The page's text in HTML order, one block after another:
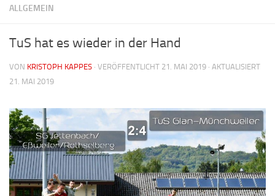
ALLGEMEIN
TuS hat es wieder in der Hand
VON KRISTOPH KAPPES · VERÖFFENTLICHT 21. MAI 2019 · AKTUALISIERT
21. MAI 2019